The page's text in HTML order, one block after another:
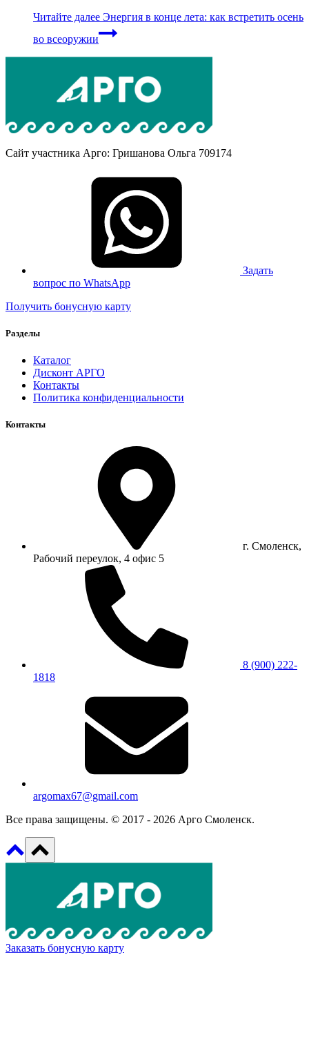
Читайте далее Энергия в конце лета: как встретить осень
во всеоружии
Сайт участника Арго: Гришанова Ольга 709174
Задать
вопрос по WhatsApp
Получить бонусную карту
Разделы
Каталог
Дисконт АРГО
Контакты
Политика конфиденциальности
Контакты
г. Смоленск,
Рабочий переулок, 4 офис 5
8 (900) 222-
1818
argomax67@gmail.com
Все права защищены. © 2017 - 2026 Арго Смоленск.
Заказать бонусную карту